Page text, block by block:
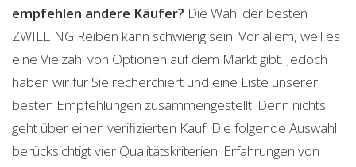
empfehlen andere Käufer? Die Wahl der besten
ZWILLING Reiben kann schwierig sein. Vor allem, weil es
eine Vielzahl von Optionen auf dem Markt gibt. Jedoch
haben wir für Sie recherchiert und eine Liste unserer
besten Empfehlungen zusammengestellt. Denn nichts
geht über einen verifizierten Kauf. Die folgende Auswahl
berücksichtigt vier Qualitätskriterien. Erfahrungen von